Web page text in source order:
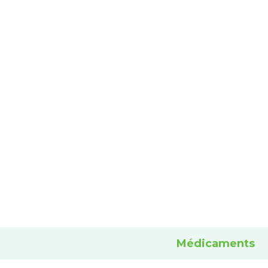
Médicaments